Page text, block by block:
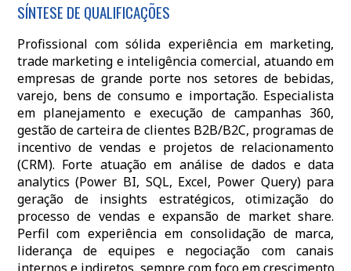
SÍNTESE DE QUALIFICAÇÕES
Profissional com sólida experiência em marketing,
trade marketing e inteligência comercial, atuando em
empresas de grande porte nos setores de bebidas,
varejo, bens de consumo e importação. Especialista
em planejamento e execução de campanhas 360,
gestão de carteira de clientes B2B/B2C, programas de
incentivo de vendas e projetos de relacionamento
(CRM). Forte atuação em análise de dados e data
analytics (Power BI, SQL, Excel, Power Query) para
geração de insights estratégicos, otimização do
processo de vendas e expansão de market share.
Perfil com experiência em consolidação de marca,
liderança de equipes e negociação com canais